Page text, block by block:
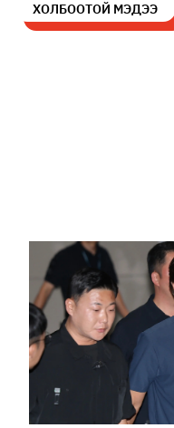
ХОЛБООТОЙ МЭДЭЭ